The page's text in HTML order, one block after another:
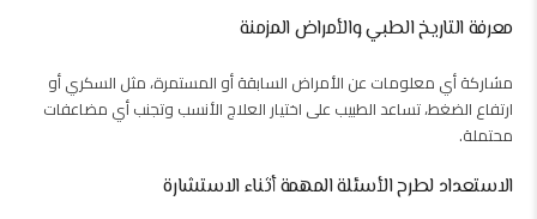
معرفة التاريخ الطبي والأمراض المزمنة
مشاركة أي معلومات عن الأمراض السابقة أو المستمرة، مثل السكري أو
ارتفاع الضغط، تساعد الطبيب على اختيار العلاج الأنسب وتجنب أي مضاعفات
محتملة.
الاستعداد لطرح الأسئلة المهمة أثناء الاستشارة